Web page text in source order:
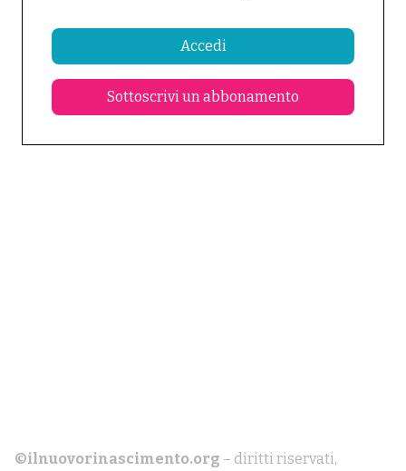
Accedi
Sottoscrivi un abbonamento
©ilnuovorinascimento.org – diritti riservati,